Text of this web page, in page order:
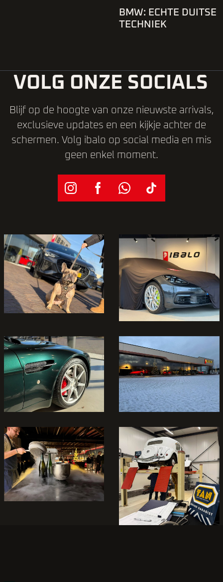
BMW: ECHTE DUITSE
TECHNIEK
VOLG ONZE SOCIALS
Blijf op de hoogte van onze nieuwste arrivals,
exclusieve updates en een kijkje achter de
schermen. Volg ibalo op social media en mis
geen enkel moment.